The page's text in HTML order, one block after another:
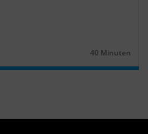
Dauer:
40 Minuten